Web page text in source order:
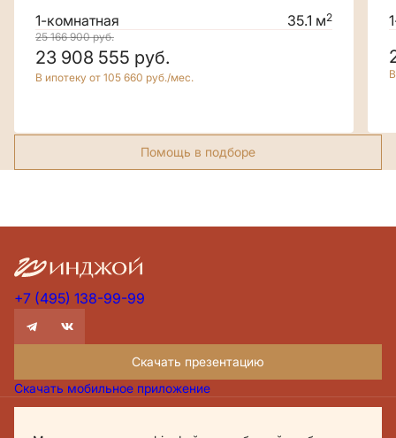
1-комнатная 35.1 м2
25 166 900руб.
23 908 555 руб.
В ипотеку от 105 660 руб./мес.
Помощь в подборе
+7 (495) 138-99-99
Скачать презентацию
Скачать мобильное приложение